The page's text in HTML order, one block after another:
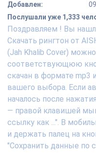
Добавлен:
Послушали уже 1,333
Поздравляем ! Вы
Скачать рингтон от
(Jah Khalib Cover)
соответствующюю
скачан в формате mp3
вашего выбора. Если
началось после
— правой клавишей
ссылку как ...". В
и держать палец на
"Сохранить данные по